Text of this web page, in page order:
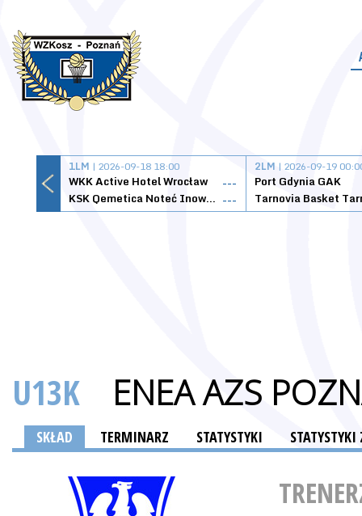
1LM | 2026-09-18 18:00
WKK Active Hotel Wrocław
---
KSK Qemetica Noteć Inowrocław ---
2LM | 2026-09-19
Port Gdynia GAK
U13K ENEA AZS
SKŁAD TERMINARZ STATYSTYKI